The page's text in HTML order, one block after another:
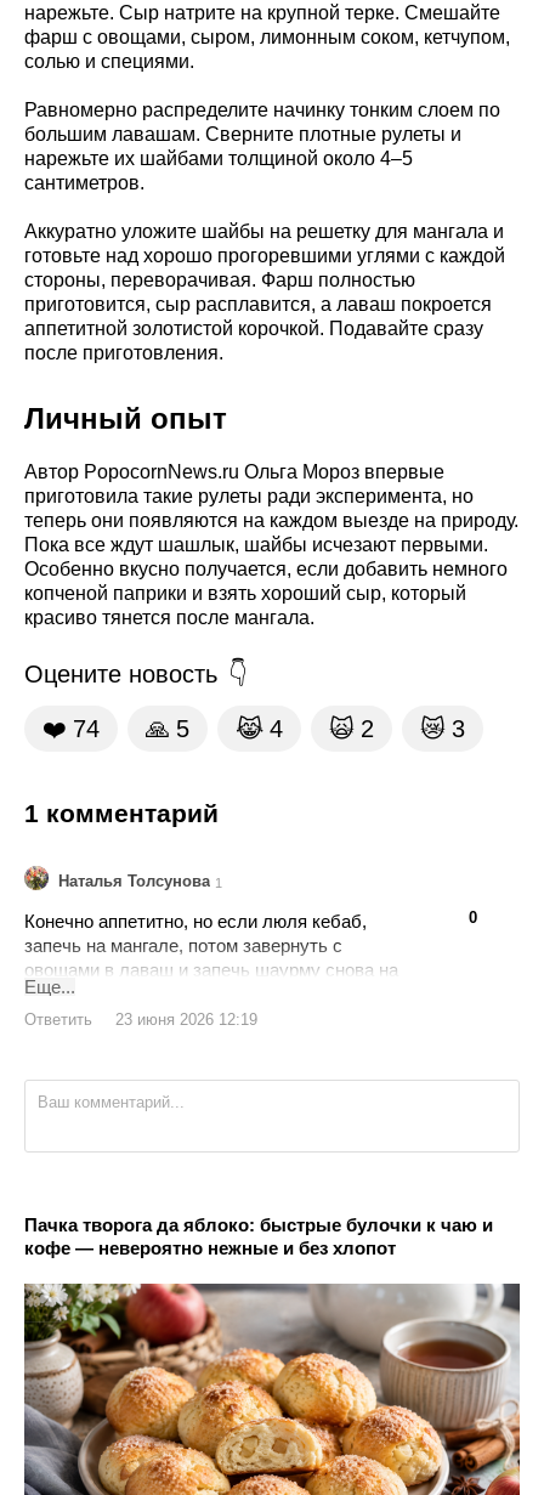
нарежьте. Сыр натрите на крупной терке. Смешайте
фарш с овощами, сыром, лимонным соком, кетчупом,
солью и специями.
Равномерно распределите начинку тонким слоем по
большим лавашам. Сверните плотные рулеты и
нарежьте их шайбами толщиной около 4–5
сантиметров.
Аккуратно уложите шайбы на решетку для мангала и
готовьте над хорошо прогоревшими углями с каждой
стороны, переворачивая. Фарш полностью
приготовится, сыр расплавится, а лаваш покроется
аппетитной золотистой корочкой. Подавайте сразу
после приготовления.
Личный опыт
Автор PopocornNews.ru Ольга Мороз впервые
приготовила такие рулеты ради эксперимента, но
теперь они появляются на каждом выезде на природу.
Пока все ждут шашлык, шайбы исчезают первыми.
Особенно вкусно получается, если добавить немного
копченой паприки и взять хороший сыр, который
красиво тянется после мангала.
Оцените новость
❤️ 74 🙏 5 😹 4 🙀 2 😿 3
1 комментарий
Наталья Толсунова 1
0
Конечно аппетитно, но если люля кебаб,
запечь на мангале, потом завернуть с
овощами в лаваш и запечь шаурму снова на
мангале , будет меньше мороки) вкус не
хуже
Еще...
Ответить 23 июня 2026 12:19
Пачка творога да яблоко: быстрые булочки к чаю и
кофе — невероятно нежные и без хлопот